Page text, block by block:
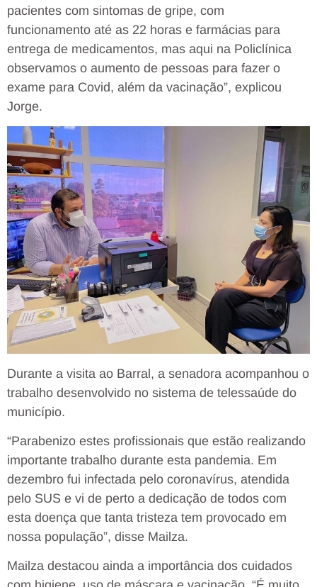
pacientes com sintomas de gripe, com
funcionamento até as 22 horas e farmácias para
entrega de medicamentos, mas aqui na Policlínica
observamos o aumento de pessoas para fazer o
exame para Covid, além da vacinação”, explicou
Jorge.
Durante a visita ao Barral, a senadora acompanhou o
trabalho desenvolvido no sistema de telessaúde do
município.
“Parabenizo estes profissionais que estão realizando
importante trabalho durante esta pandemia. Em
dezembro fui infectada pelo coronavírus, atendida
pelo SUS e vi de perto a dedicação de todos com
esta doença que tanta tristeza tem provocado em
nossa população”, disse Mailza.
Mailza destacou ainda a importância dos cuidados